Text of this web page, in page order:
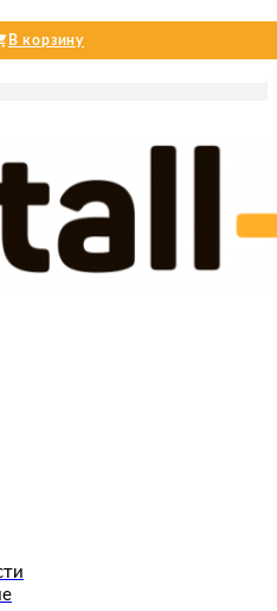
В корзину